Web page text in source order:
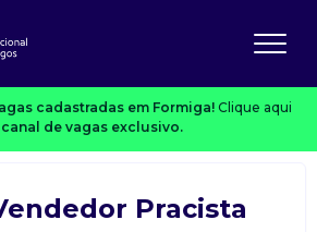
cadastradas em Formiga! Clique aqui
de vagas exclusivo.
Pracista